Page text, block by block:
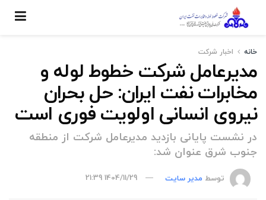
خانه اخبار شركت
مدیرعامل شرکت خطوط لوله و
مخابرات نفت ایران: حل بحران
نیروی انسانی اولویت فوری است
در نشست پایانی بازدید مدیرعامل شرکت از منطقه
جنوب شرق عنوان شد:
توسط مدیر سایت 1404/11/29 21:39